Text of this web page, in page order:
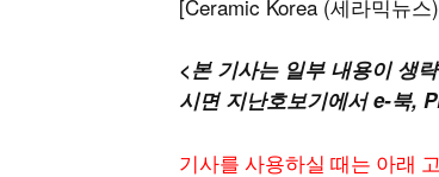
[Ceramic Korea (세라믹뉴
<본 기사는 일부 내용이 생
시면 지난호보기에서 e-북,
기사를 사용하실 때는 아래